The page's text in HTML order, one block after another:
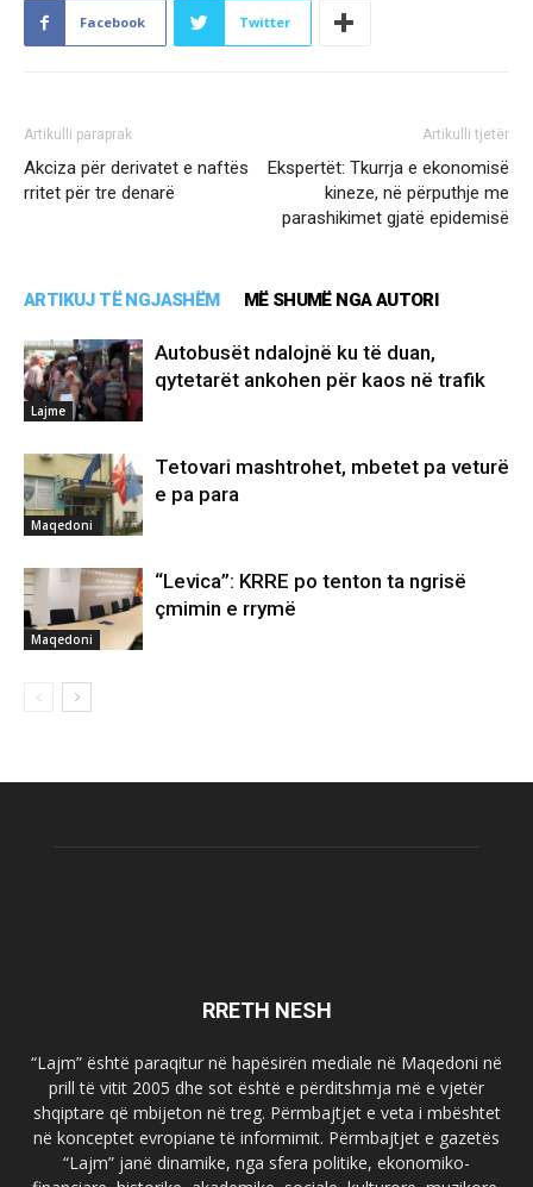
Facebook Twitter
Artikulli paraprak
Akciza për derivatet e naftës
rritet për tre denarë
Artikulli tjetër
Ekspertët: Tkurrja e ekonomisë
kineze, në përputhje me
parashikimet gjatë epidemisë
ARTIKUJ TË NGJASHËM MË SHUMË NGA AUTORI
Lajme
Autobusët ndalojnë ku të duan,
qytetarët ankohen për kaos në trafik
Maqedoni
Tetovari mashtrohet, mbetet pa veturë
e pa para
Maqedoni
“Levica”: KRRE po tenton ta ngrisë
çmimin e rrymë
RRETH NESH
“Lajm” është paraqitur në hapësirën mediale në Maqedoni në
prill të vitit 2005 dhe sot është e përditshmja më e vjetër
shqiptare që mbijeton në treg. Përmbajtjet e veta i mbështet
në konceptet evropiane të informimit. Përmbajtjet e gazetës
“Lajm” janë dinamike, nga sfera politike, ekonomiko-